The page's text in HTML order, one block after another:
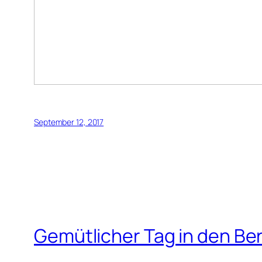
September 12, 2017
Gemütlicher Tag in den